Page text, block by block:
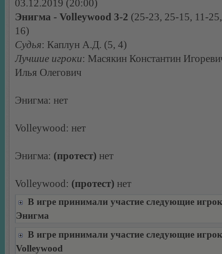
03.12.2019 (20:00)
Энигма - Volleywood 3-2 (25-23, 25-15, 11-
16)
Судья: Каплун А.Д. (5, 4)
Лучшие игроки: Масякин Константин
Илья Олегович
Энигма: нет
Volleywood: нет
Энигма: (протест) нет
Volleywood: (протест) нет
В игре принимали участие следующие
Энигма
В игре принимали участие следующие
Volleywood